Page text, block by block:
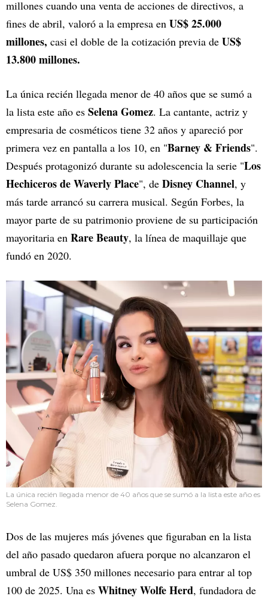
millones cuando una venta de acciones de directivos, a
fines de abril, valoró a la empresa en US$ 25.000
millones, casi el doble de la cotización previa de US$
13.800 millones.
La única recién llegada menor de 40 años que se sumó a
la lista este año es Selena Gomez. La cantante, actriz y
empresaria de cosméticos tiene 32 años y apareció por
primera vez en pantalla a los 10, en "Barney & Friends".
Después protagonizó durante su adolescencia la serie "Los
Hechiceros de Waverly Place", de Disney Channel, y
más tarde arrancó su carrera musical. Según Forbes, la
mayor parte de su patrimonio proviene de su participación
mayoritaria en Rare Beauty, la línea de maquillaje que
fundó en 2020.
La única recién llegada menor de 40 años que se sumó a la lista este año es
Selena Gomez.
Dos de las mujeres más jóvenes que figuraban en la lista
del año pasado quedaron afuera porque no alcanzaron el
umbral de US$ 350 millones necesario para entrar al top
100 de 2025. Una es Whitney Wolfe Herd, fundadora de